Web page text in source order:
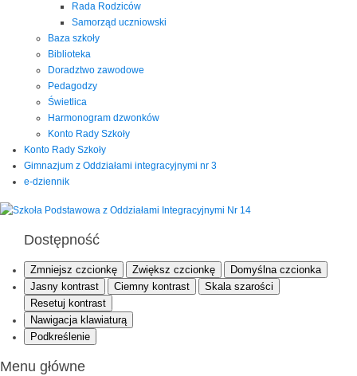
Rada Rodziców
Samorząd uczniowski
Baza szkoły
Biblioteka
Doradztwo zawodowe
Pedagodzy
Świetlica
Harmonogram dzwonków
Konto Rady Szkoły
Konto Rady Szkoły
Gimnazjum z Oddziałami integracyjnymi nr 3
e-dziennik
Dostępność
Zmniejsz czcionkę Zwiększ czcionkę
Domyślna czcionka
Jasny kontrast
Ciemny kontrast
Skala szarości
Resetuj kontrast
Nawigacja klawiaturą
Podkreślenie
Menu główne